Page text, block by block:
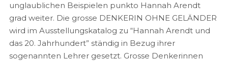
unglaublichen Beispielen punkto Hannah Arendt
grad weiter. Die grosse DENKERIN OHNE GELÄNDER
wird im Ausstellungskatalog zu “Hannah Arendt und
das 20. Jahrhundert” ständig in Bezug ihrer
sogenannten Lehrer gesetzt. Grosse Denkerinnen